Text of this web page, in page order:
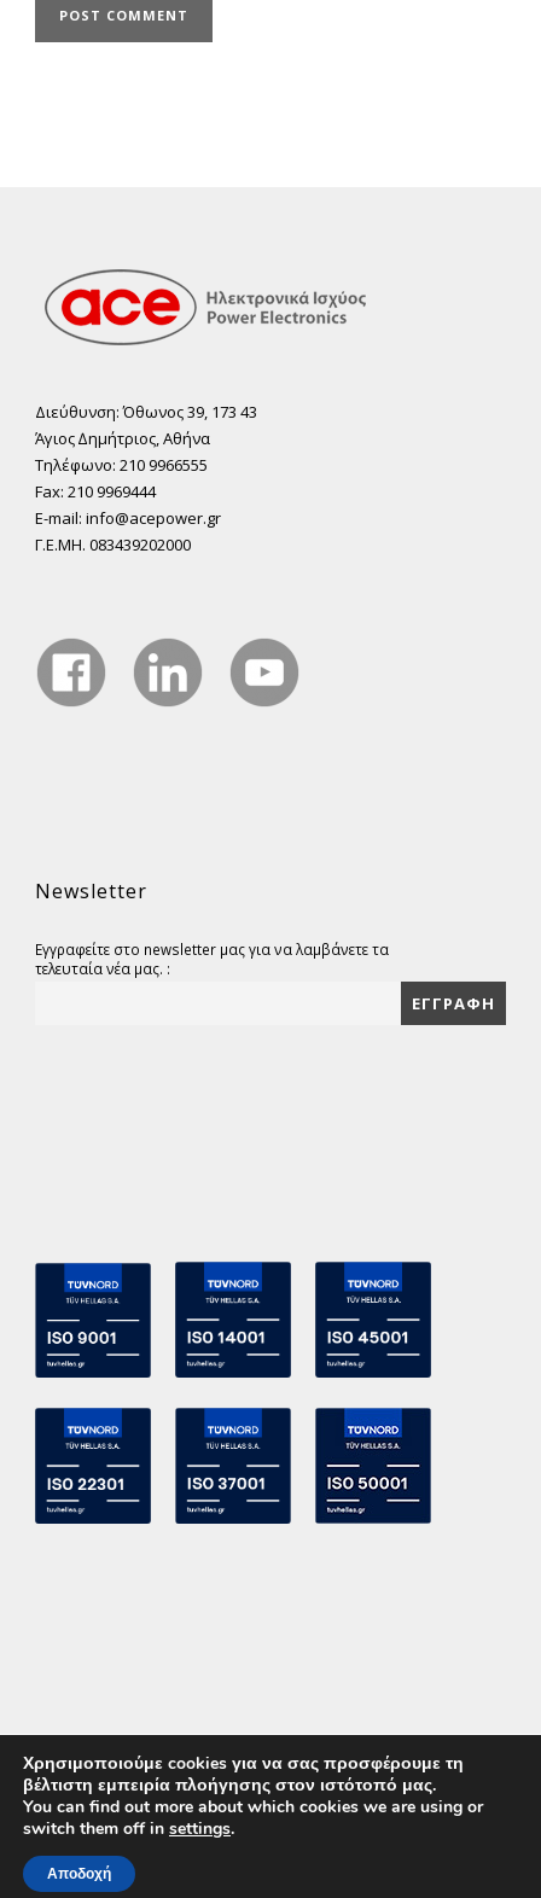
Διεύθυνση: Όθωνος 39, 173 43
Άγιος ∆ηµήτριος, Αθήνα
Τηλέφωνο: 210 9966555
Fax: 210 9969444
E-mail: info@acepower.gr
Γ.Ε.ΜΗ. 083439202000
Newsletter
Εγγραφείτε στο newsletter μας για να λαμβάνετε τα
τελευταία νέα μας. :
Copyright 2015 ACE Power Electronics - All Right Reserved
ΚΑΛΕΣΤΕ ΜΑΣ
Χρησιμοποιούμε cookies για να σας προσφέρουμε τη
βέλτιστη εμπειρία πλοήγησης στον ιστότοπό μας.
You can find out more about which cookies we are using or
switch them off in settings.
Αποδοχή